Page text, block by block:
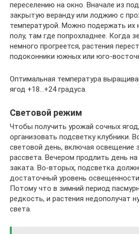
переселению на окно. Вначале из
закрытую веранду или лоджию с
температурой. Можно подержать их
полу, там где попрохладнее. Когда
немного прогреется, растения
подоконники южных или юго-
Оптимальная температура
ягод +18…+24 градуса.
Световой режим
Чтобы получить урожай сочных
организовать подсветку клубники.
световой день, включая освещение
рассвета. Вечером продлить день
заката. Во-вторых, подсветка
достаточный уровень
Потому что в зимний период
редкость, и растения недополучат
света.